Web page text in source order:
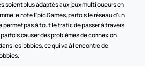
soient plus adaptés aux jeux multijoueurs en
le note Epic Games, parfois le réseau d'un
permet pas à tout le trafic de passer à travers
causer des problèmes de connexion
les lobbies, ce qui va à l'encontre de